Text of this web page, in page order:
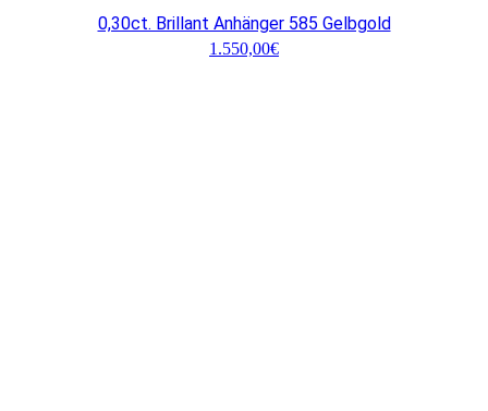
0,30ct. Brillant Anhänger 585 Gelbgold
1.550,00€